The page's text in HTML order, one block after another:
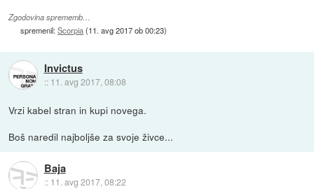
Zgodovina sprememb…
spremenil:Scorpia(11. avg 2017 ob 00:23)
Invictus
:: 11. avg 2017, 08:08
Vrzi kabel stran in kupi novega.
Boš naredil najboljše za svoje živce...
Baja
:: 11. avg 2017, 08:22